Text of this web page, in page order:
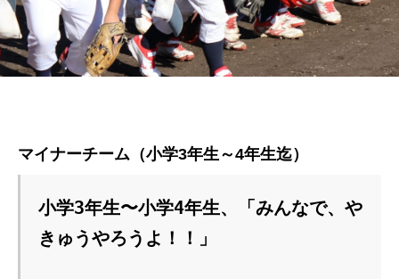
マイナーチーム（小学3年生～4年生迄）
小学3年生〜小学4年生、「みんなで、や
きゅうやろうよ！！」